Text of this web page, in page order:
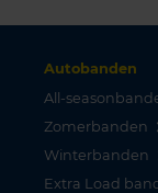
Autobanden
All-
Zomerbanden
Winterbanden
Extra Load